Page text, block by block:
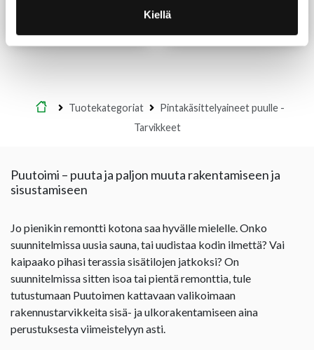
Kiellä
Etusivu
Tuotekategoriat
Pintakäsittelyaineet puulle -
Tarvikkeet
Puutoimi – puuta ja paljon muuta rakentamiseen ja
sisustamiseen
Jo pienikin remontti kotona saa hyvälle mielelle. Onko
suunnitelmissa uusia sauna, tai uudistaa kodin ilmettä? Vai
kaipaako pihasi terassia sisätilojen jatkoksi? On
suunnitelmissa sitten isoa tai pientä remonttia, tule
tutustumaan Puutoimen kattavaan valikoimaan
rakennustarvikkeita sisä- ja ulkorakentamiseen aina
perustuksesta viimeistelyyn asti.